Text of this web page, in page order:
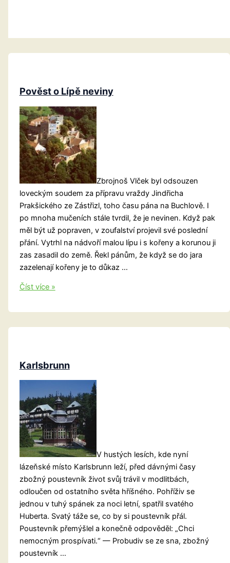
Pověst o Lípě neviny
Zbrojnoš Vlček byl odsouzen
loveckým soudem za přípravu vraždy Jindřicha
Prakšického ze Zástřizl, toho času pána na Buchlově. I
po mnoha mučeních stále tvrdil, že je nevinen. Když pak
měl být už popraven, v zoufalství projevil své poslední
přání. Vytrhl na nádvoří malou lípu i s kořeny a korunou ji
zas zasadil do země. Řekl pánům, že když se do jara
zazelenají kořeny je to důkaz …
Pověst
Lípě
Číst více »
Karlsbrunn
V hustých lesích, kde nyní
lázeňské místo Karlsbrunn leží, před dávnými časy
zbožný poustevník život svůj trávil v modlitbách,
odloučen od ostatního světa hříšného. Pohříživ se
jednou v tuhý spánek za noci letní, spatřil svatého
Huberta. Svatý táže se, co by si poustevník přál.
Poustevník přemýšlel a konečně odpověděl: „Chci
nemocným prospívati.“ — Probudiv se ze sna, zbožný
poustevník …